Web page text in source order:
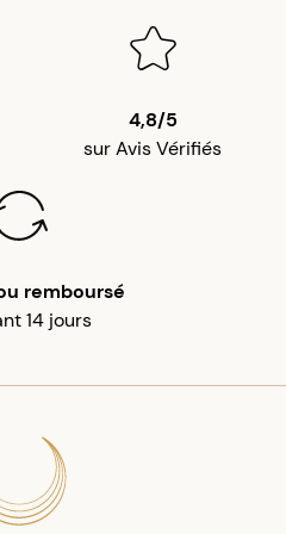
4,8/5
sur Avis Vérifiés
remboursé
14 jours